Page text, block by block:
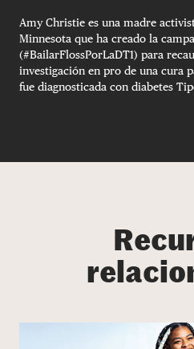
Amy Christie es una madre
Minnesota que ha creado la
(#BailarFlossPorLaDT1) para
investigación en pro de una cura
fue diagnosticada con diabetes